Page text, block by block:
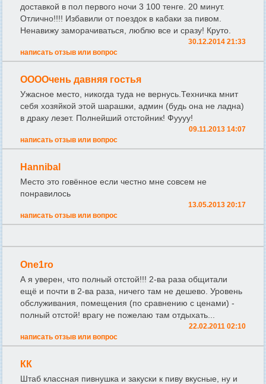
доставкой в пол первого ночи 3 100 тенге. 20 минут.
Отлично!!!! Избавили от поездок в кабаки за пивом.
Ненавижу заморачиваться, люблю все и сразу! Круто.
30.12.2014 21:33
написать отзыв или вопрос
ООООчень давняя гостья
Ужасное место, никогда туда не вернусь.Техничка мнит
себя хозяйкой этой шарашки, админ (будь она не ладна)
в драку лезет. Полнейший отстойник! Фуууу!
09.11.2013 14:07
написать отзыв или вопрос
Hannibal
Место это говённое если честно мне совсем не
понравилось
13.05.2013 20:17
написать отзыв или вопрос
One1ro
А я уверен, что полный отстой!!! 2-ва раза общитали
ещё и почти в 2-ва раза, ничего там не дешево. Уровень
обслуживания, помещения (по сравнению с ценами) -
полный отстой! врагу не пожелаю там отдыхать...
22.02.2011 02:10
написать отзыв или вопрос
КК
Штаб классная пивнушка и закуски к пиву вкусные, ну и